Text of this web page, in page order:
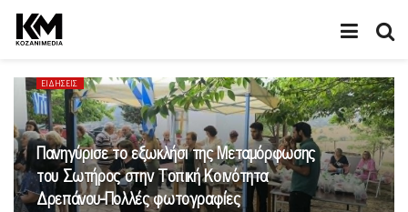
ΕΙΔΉΣΕΙΣ
Πανηγύρισε το εξωκλήσι της Μεταμόρφωσης
του Σωτήρος στην Τοπική Κοινότητα
Δρεπάνου-Πολλές φωτογραφίες